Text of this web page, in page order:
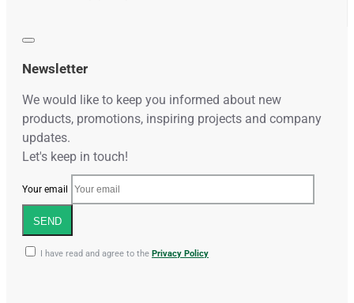
Newsletter
We would like to keep you informed about new
products, promotions, inspiring projects and company
updates.
Let's keep in touch!
Your email
SEND
I have read and agree to the Privacy Policy